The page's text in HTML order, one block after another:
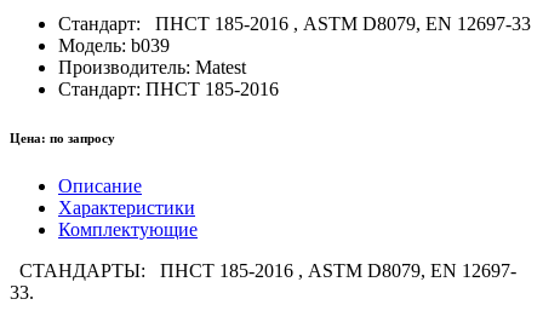
Стандарт: ПНСТ 185-2016 , ASTM D8079, EN 12697-33
Модель: b039
Производитель: Matest
Стандарт: ПНСТ 185-2016
Цена: по запросу
Описание
Характеристики
Комплектующие
СТАНДАРТЫ: ПНСТ 185-2016 , ASTM D8079, EN 12697-
33.